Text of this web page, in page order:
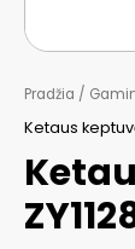
Pradžia /
Ketaus